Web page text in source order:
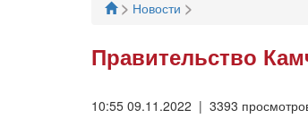
> Новости >
Правительство
10:55 09.11.2022 | 3393